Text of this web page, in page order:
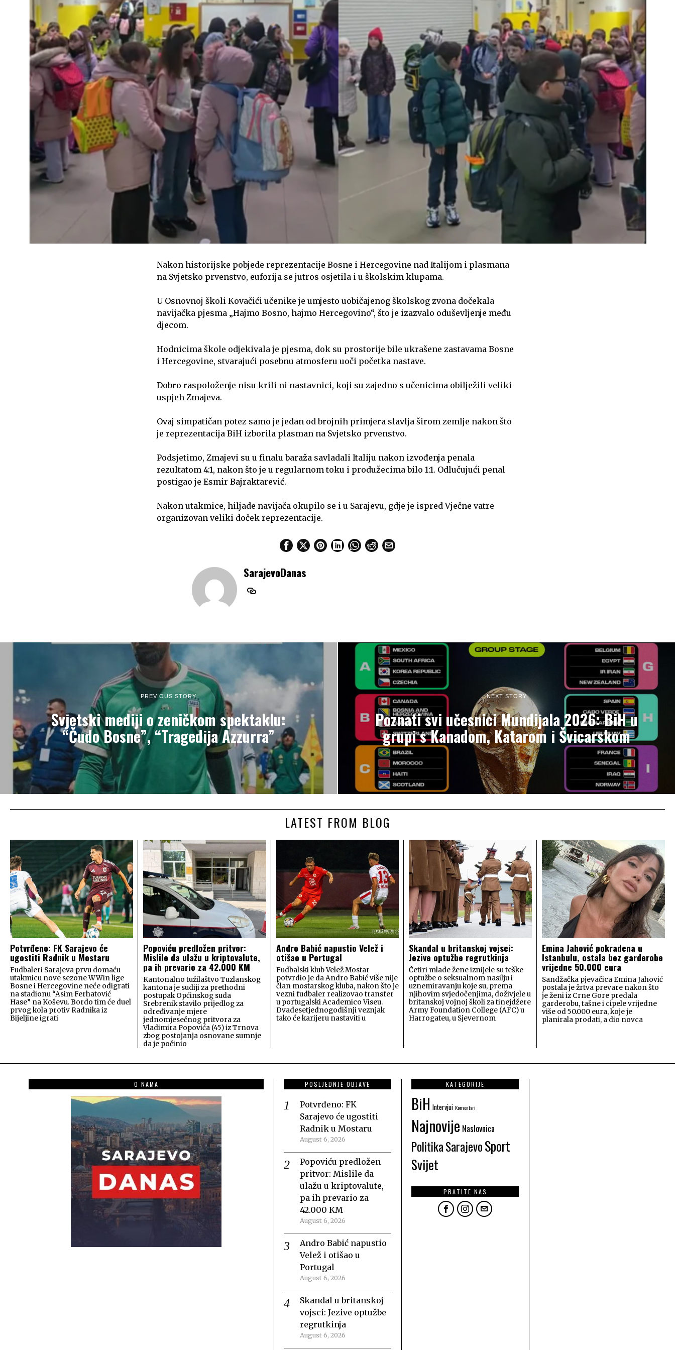
Nakon historijske pobjede reprezentacije Bosne i Hercegovine nad Italijom i plasmana
na Svjetsko prvenstvo, euforija se jutros osjetila i u školskim klupama.
U Osnovnoj školi Kovačići učenike je umjesto uobičajenog školskog zvona dočekala
navijačka pjesma „Hajmo Bosno, hajmo Hercegovino“, što je izazvalo oduševljenje među
djecom.
Hodnicima škole odjekivala je pjesma, dok su prostorije bile ukrašene zastavama Bosne
i Hercegovine, stvarajući posebnu atmosferu uoči početka nastave.
Dobro raspoloženje nisu krili ni nastavnici, koji su zajedno s učenicima obilježili veliki
uspjeh Zmajeva.
Ovaj simpatičan potez samo je jedan od brojnih primjera slavlja širom zemlje nakon što
je reprezentacija BiH izborila plasman na Svjetsko prvenstvo.
Podsjetimo, Zmajevi su u finalu baraža savladali Italiju nakon izvođenja penala
rezultatom 4:1, nakon što je u regularnom toku i produžecima bilo 1:1. Odlučujući penal
postigao je Esmir Bajraktarević.
Nakon utakmice, hiljade navijača okupilo se i u Sarajevu, gdje je ispred Vječne vatre
organizovan veliki doček reprezentacije.
SarajevoDanas
PREVIOUS STORY
Svjetski mediji o zeničkom spektaklu:
“Čudo Bosne”, “Tragedija Azzurra”
NEXT STORY
Poznati svi učesnici Mundijala 2026: BiH u
grupi s Kanadom, Katarom i Švicarskom
LATEST FROM BLOG
Potvrđeno: FK Sarajevo će
ugostiti Radnik u Mostaru
Fudbaleri Sarajeva prvu domaću
utakmicu nove sezone WWin lige
Bosne i Hercegovine neće odigrati
na stadionu “Asim Ferhatović
Hase” na Koševu. Bordo tim će duel
prvog kola protiv Radnika iz
Bijeljine igrati
Popoviću predložen pritvor:
Mislile da ulažu u kriptovalute,
pa ih prevario za 42.000 KM
Kantonalno tužilaštvo Tuzlanskog
kantona je sudiji za prethodni
postupak Općinskog suda
Srebrenik stavilo prijedlog za
određivanje mjere
jednomjesečnog pritvora za
Vladimira Popovića (45) iz Trnova
zbog postojanja osnovane sumnje
da je počinio
Andro Babić napustio Velež i
otišao u Portugal
Fudbalski klub Velež Mostar
potvrdio je da Andro Babić više nije
član mostarskog kluba, nakon što je
vezni fudbaler realizovao transfer
u portugalski Academico Viseu.
Dvadesetjednogodišnji veznjak
tako će karijeru nastaviti u
Skandal u britanskoj vojsci:
Jezive optužbe regrutkinja
Četiri mlade žene iznijele su teške
optužbe o seksualnom nasilju i
uznemiravanju koje su, prema
njihovim svjedočenjima, doživjele u
britanskoj vojnoj školi za tinejdžere
Army Foundation College (AFC) u
Harrogateu, u Sjevernom
Emina Jahović pokradena u
Istanbulu, ostala bez garderobe
vrijedne 50.000 eura
Sandžačka pjevačica Emina Jahović
postala je žrtva prevare nakon što
je ženi iz Crne Gore predala
garderobu, tašne i cipele vrijedne
više od 50.000 eura, koje je
planirala prodati, a dio novca
O NAMA POSLJEDNJE OBJAVE
Potvrđeno: FK
Sarajevo će ugostiti
Radnik u Mostaru
August 6, 2026
Popoviću predložen
pritvor: Mislile da
ulažu u kriptovalute,
pa ih prevario za
42.000 KM
August 6, 2026
Andro Babić napustio
Velež i otišao u
Portugal
August 6, 2026
Skandal u britanskoj
vojsci: Jezive optužbe
regrutkinja
August 6, 2026
KATEGORIJE
BiH Intervjui Komentari
Najnovije Naslovnica
PolitikaSarajevoSport
Svijet
PRATITE NAS